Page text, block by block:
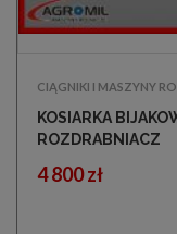
CIĄGNIKI I MASZYNY
KOSIARKA
ROZDRABNIACZ
4 800 zł